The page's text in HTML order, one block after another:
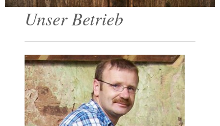
Unser Betrieb